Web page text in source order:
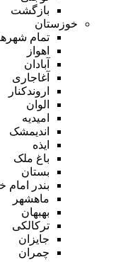
بازگشت
خوزستان
تمام
اهواز
آبادان
آغاجاری
اروندکنار
الوان
امیدیه
اندیمشک
ایذه
باغ ملک
بستان
بندر امام
ماهشهر
بهبهان
ترکالکی
جایزان
چمران